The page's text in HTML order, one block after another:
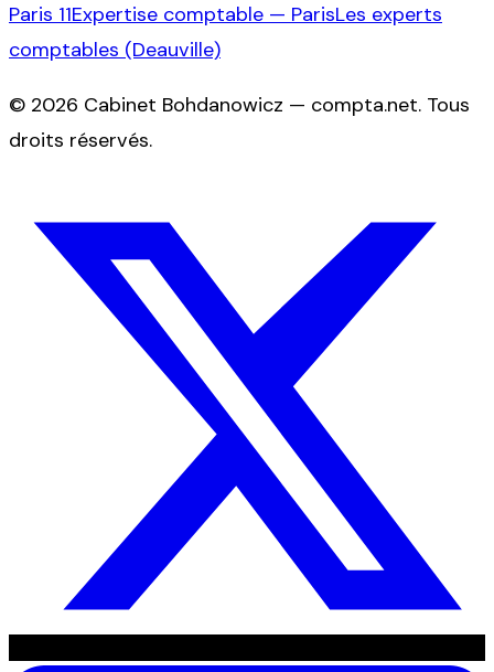
Paris 11Expertise comptable — ParisLes experts
comptables (Deauville)
© 2026 Cabinet Bohdanowicz — compta.net. Tous
droits réservés.